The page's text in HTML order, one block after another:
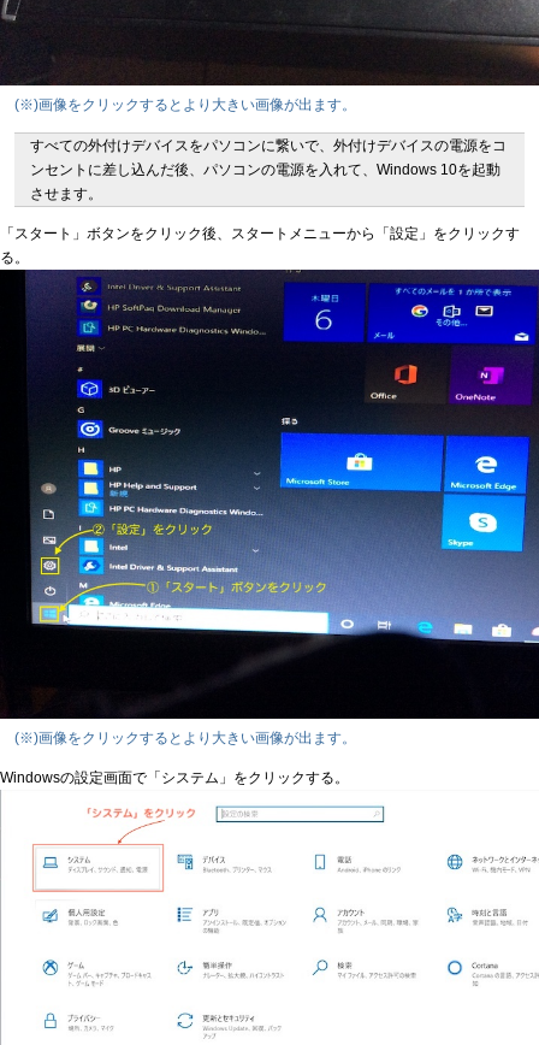
(※)画像をクリックするとより大きい画像が出ます。
すべての外付けデバイスをパソコンに繋いで、外付けデバイスの電源をコ
ンセントに差し込んだ後、パソコンの電源を入れて、Windows 10を起動
させます。
「スタート」ボタンをクリック後、スタートメニューから「設定」をクリックす
る。
(※)画像をクリックするとより大きい画像が出ます。
Windowsの設定画面で「システム」をクリックする。